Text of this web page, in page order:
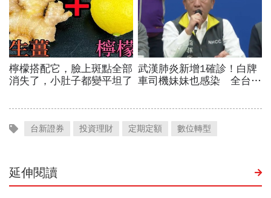
台新證券 投資理財 定期定額 數位轉型
延伸閱讀